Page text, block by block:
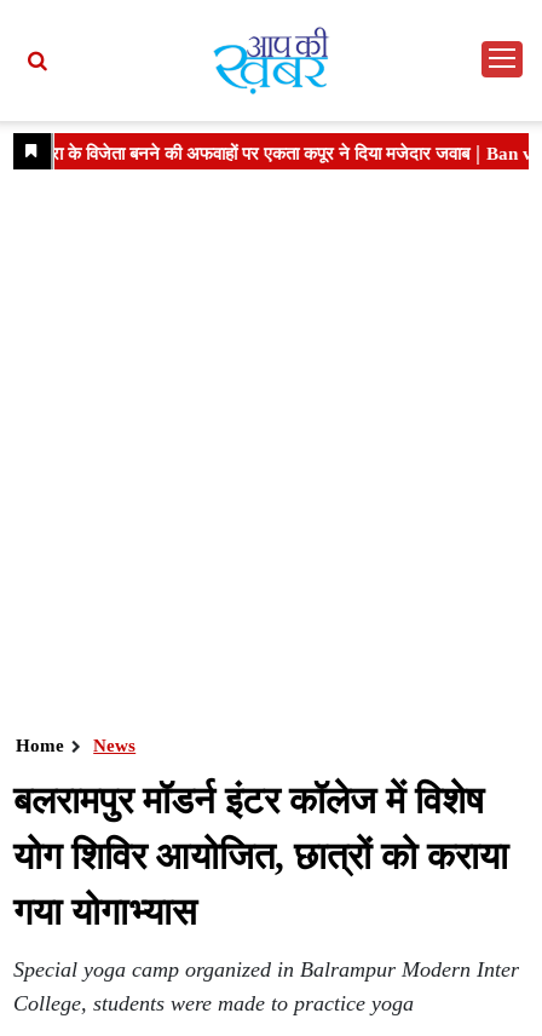
Home News
बलरामपुर मॉडर्न इंटर कॉलेज में विशेष
योग शिविर आयोजित, छात्रों को कराया
गया योगाभ्यास
Special yoga camp organized in Balrampur Modern Inter
College, students were made to practice yoga